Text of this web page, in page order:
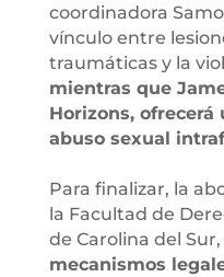
coordinadora
vínculo entre
traumáticas y la
mientras que
Horizons, ofrecerá
abuso sexual
Para finalizar, la
la Facultad de
de Carolina del Sur,
mecanismos